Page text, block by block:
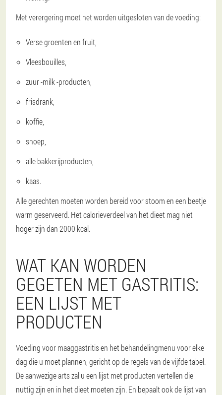
Met verergering moet het worden uitgesloten van de voeding:
Verse groenten en fruit,
Vleesbouilles,
zuur -milk -producten,
frisdrank,
koffie,
snoep,
alle bakkerijproducten,
kaas.
Alle gerechten moeten worden bereid voor stoom en een beetje
warm geserveerd. Het calorieverdeel van het dieet mag niet
hoger zijn dan 2000 kcal.
WAT KAN WORDEN
GEGETEN MET GASTRITIS:
EEN LIJST MET
PRODUCTEN
Voeding voor maaggastritis en het behandelingmenu voor elke
dag die u moet plannen, gericht op de regels van de vijfde tabel.
De aanwezige arts zal u een lijst met producten vertellen die
nuttig zijn en in het dieet moeten zijn. En bepaalt ook de lijst van